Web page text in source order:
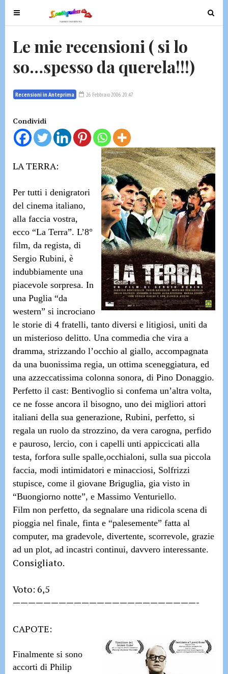
T
o
e
a
i
g
a
i
n
T
o
a
t
i
o
n
Le mie recensioni ( si lo
so…spesso da querela!!!)
Recensioni in Anteprima 26 Febbraio 2006 20:47
Condividi
LA TERRA:
Per tutti i denigratori
del cinema italiano,
alla faccia vostra,
ecco “La Terra”. L’8°
film, da regista, di
Sergio Rubini, è
indubbiamente una
piacevole sorpresa. In
una Puglia “da
western” si incrociano
le storie di 4 fratelli, tanto diversi e litigiosi, uniti da
un misterioso delitto. Una commedia che vira a
dramma, strizzando l’occhio al giallo, accompagnata
da una buonissima regia, un ottima sceneggiatura, ed
una azzeccatissima colonna sonora, di Pino Donaggio.
Perfetto il cast: Bentivoglio si confema un’altra volta,
ce ne fosse ancora il bisogno, uno dei migliori attori
italiani della sua generazione, Rubini, perfetto, si
regala un ruolo da strozzino, da vera carogna, perfido
e pauroso, lercio, con i capelli unti appiccicati alla
testa, forfora sulle spalle,occhialoni, sulla sua piccola
faccia, modi intimidatori e minacciosi, Solfrizzi
stupisce, come il giovane Briguglia, gia visto in
“Buongiorno notte”, e Massimo Venturiello.
Film non perfetto, da segnalare una ridicola scena di
pioggia nel finale, finta e “palesemente” fatta al
computer, ma gradevole, divertente, scorrevole, grazie
ad un plot, ad incastri continui, davvero interessante.
Consigliato.
Voto: 6,5
————————————————————————-
CAPOTE:
Finalmente si sono
accorti di Philip